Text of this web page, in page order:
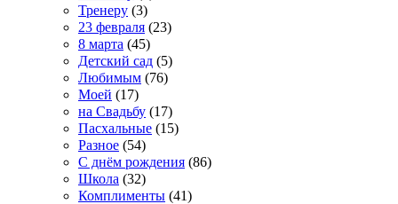
Тренеру (3)
23 февраля (23)
8 марта (45)
Детский сад (5)
Любимым (76)
Моей (17)
на Свадьбу (17)
Пасхальные (15)
Разное (54)
С днём рождения (86)
Школа (32)
Комплименты (41)